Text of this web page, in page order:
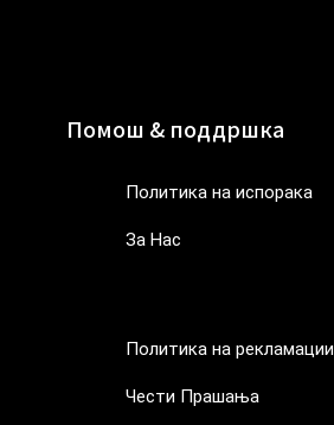
Помош & поддршка
Политика на испорака
За Нас
Политика на рекламации
Чести Прашања